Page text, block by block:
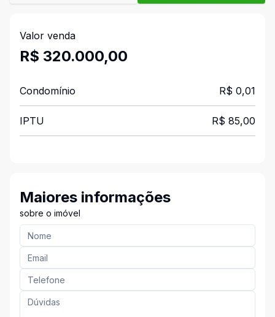
Valor venda
R$ 320.000,00
Condomínio R$ 0,01
IPTU R$ 85,00
Maiores informações
sobre o imóvel